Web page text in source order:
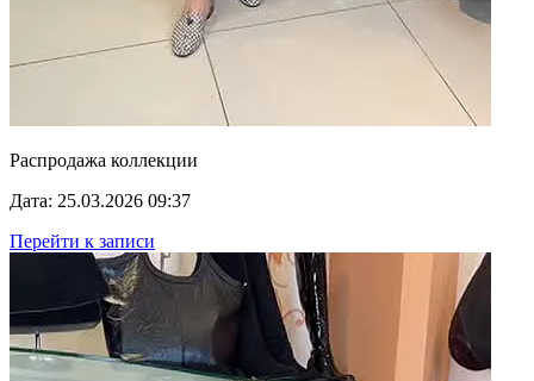
Распродажа коллекции
Дата: 25.03.2026 09:37
Перейти к записи